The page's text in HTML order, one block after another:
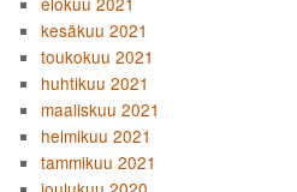
kesäkuu 2021
toukokuu 2021
huhtikuu 2021
maaliskuu 2021
helmikuu 2021
tammikuu 2021